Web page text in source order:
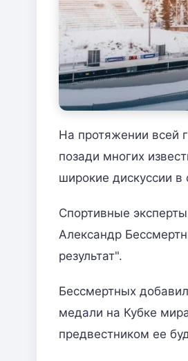
На протяжении всей
позади многих
широкие дискуссии в
Спортивные
Александр
результат".
Бессмертных
медали на Кубке
предвестником ее